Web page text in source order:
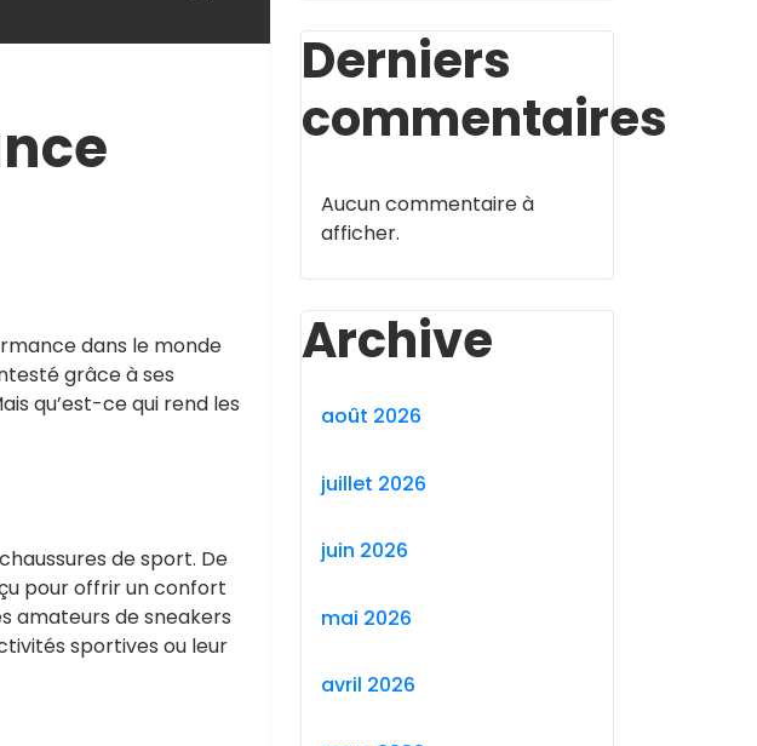
dans le monde
grâce à ses
qu’est-ce qui rend les
de sport. De
pour offrir un confort
amateurs de sneakers
sportives ou leur
Derniers
commentaires
Aucun commentaire à
afficher.
Archive
août 2026
juillet 2026
juin 2026
mai 2026
avril 2026